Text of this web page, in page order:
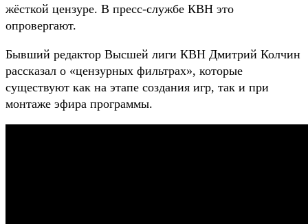
жёсткой цензуре. В пресс-службе КВН это
опровергают.
Бывший редактор Высшей лиги КВН Дмитрий Колчин
рассказал о «цензурных фильтрах», которые
существуют как на этапе создания игр, так и при
монтаже эфира программы.